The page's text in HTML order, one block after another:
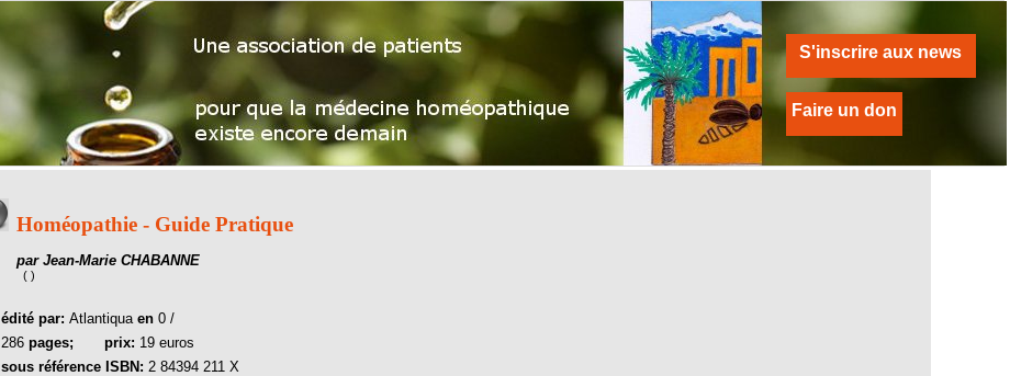
S'inscrire aux news
Faire un don
Homéopathie - Guide Pratique
par Jean-Marie CHABANNE
( )
édité par:Atlantiquaen0 /
286pages; prix: 19 euros
sous référence ISBN: 2 84394 211 X